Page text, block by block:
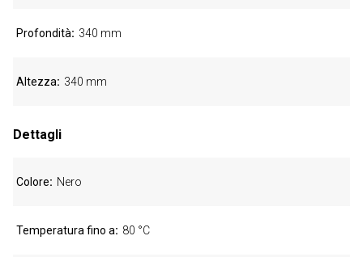
Profondità 340 mm
Altezza 340 mm
Dettagli
Colore Nero
Temperatura fino a 80 °C